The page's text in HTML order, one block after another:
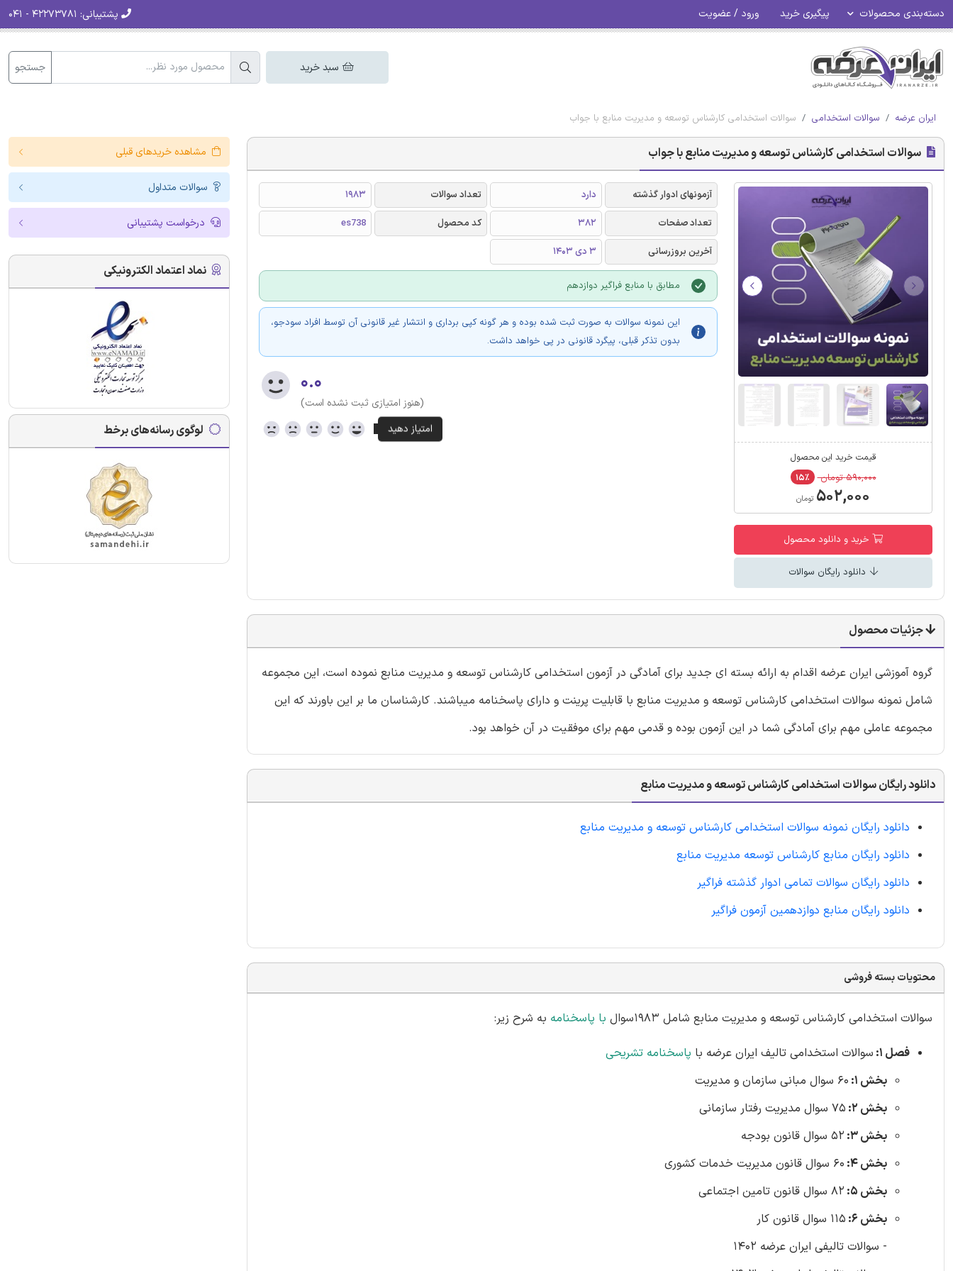
دسته‌بندی محصولات پیگیری خرید ورود / عضویت پشتیبانی:
سبد خرید جستجو
ایران عرضه سوالات استخدامی سوالات استخدامی کارشناس توسعه و مدیریت منابع با جواب
سوالات استخدامی کارشناس توسعه و مدیریت منابع با جواب
قیمت خرید این محصول
۵۹۰,۰۰۰ تومان ۱۵٪
۵۰۲,۰۰۰ تومان
خرید و دانلود محصول
دانلود رایگان سوالات
آزمونهای ادوار گذشته دارد تعداد سوالات
1983
تعداد صفحات
382 کد محصول
es738
آخرین بروزرسانی
3 دی 1403
مطابق با منابع فراگیر دوازدهم
این نمونه سوالات به صورت ثبت شده بوده و هر گونه کپی برداری و انتشار غیر قانونی آن توسط افراد سودجو،
بدون تذکر قبلی، پیگرد قانونی در پی خواهد داشت.
۰.۰
(هنوز امتیازی ثبت نشده است)
جزئیات محصول
گروه آموزشی ایران عرضه اقدام به ارائه بسته ای جدید برای آمادگی در آزمون استخدامی کارشناس توسعه و مدیریت منابع نموده است، این مجموعه
شامل نمونه سوالات استخدامی کارشناس توسعه و مدیریت منابع با قابلیت پرینت و دارای پاسخنامه میباشند. کارشناسان ما بر این باورند که این
مجموعه عاملی مهم برای آمادگی شما در این آزمون بوده و قدمی مهم برای موفقیت در آن خواهد بود.
دانلود رایگان سوالات استخدامی کارشناس توسعه و مدیریت منابع
دانلود رایگان نمونه سوالات استخدامی کارشناس توسعه و مدیریت منابع
دانلود رایگان منابع کارشناس توسعه مدیریت منابع
دانلود رایگان سوالات تمامی ادوار گذشته فراگیر
دانلود رایگان منابع دوازدهمین آزمون فراگیر
محتویات بسته فروشی
سوالات استخدامی کارشناس توسعه و مدیریت منابع شامل 1983سوال با پاسخنامه به شرح زیر:
فصل 1: سوالات استخدامی تالیف ایران عرضه با پاسخنامه تشریحی
بخش 1:
60 سوال مبانی سازمان و مدیریت
بخش 2:
75 سوال مدیریت رفتار سازمانی
بخش 3:
52 سوال قانون بودجه
بخش 4:
60 سوال قانون مدیریت خدمات کشوری
بخش 5:
82 سوال قانون تامین اجتماعی
بخش 6:
115 سوال قانون کار
- سوالات تالیفی ایران عرضه 1402
مشاهده خریدهای قبلی
سوالات متداول
درخواست پشتیبانی
نماد اعتماد الکترونیکی
لوگوی رسانه‌های برخط